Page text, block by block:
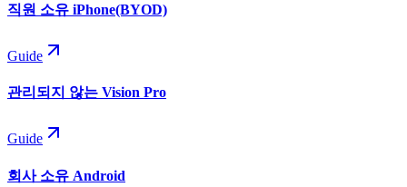
직원 소유 iPhone(BYOD)
Guide
관리되지 않는 Vision Pro
Guide
회사 소유 Android